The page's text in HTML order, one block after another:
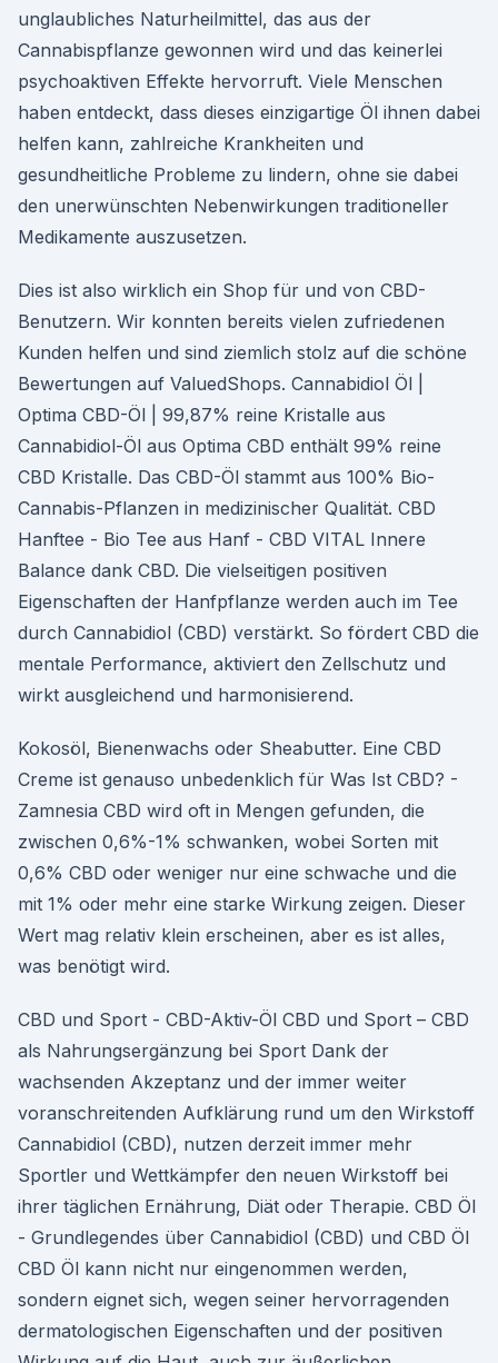
unglaubliches Naturheilmittel, das aus der
Cannabispflanze gewonnen wird und das keinerlei
psychoaktiven Effekte hervorruft. Viele Menschen
haben entdeckt, dass dieses einzigartige Öl ihnen dabei
helfen kann, zahlreiche Krankheiten und
gesundheitliche Probleme zu lindern, ohne sie dabei
den unerwünschten Nebenwirkungen traditioneller
Medikamente auszusetzen.
Dies ist also wirklich ein Shop für und von CBD-
Benutzern. Wir konnten bereits vielen zufriedenen
Kunden helfen und sind ziemlich stolz auf die schöne
Bewertungen auf ValuedShops. Cannabidiol Öl |
Optima CBD-Öl | 99,87% reine Kristalle aus
Cannabidiol-Öl aus Optima CBD enthält 99% reine
CBD Kristalle. Das CBD-Öl stammt aus 100% Bio-
Cannabis-Pflanzen in medizinischer Qualität. CBD
Hanftee - Bio Tee aus Hanf - CBD VITAL Innere
Balance dank CBD. Die vielseitigen positiven
Eigenschaften der Hanfpflanze werden auch im Tee
durch Cannabidiol (CBD) verstärkt. So fördert CBD die
mentale Performance, aktiviert den Zellschutz und
wirkt ausgleichend und harmonisierend.
Kokosöl, Bienenwachs oder Sheabutter. Eine CBD
Creme ist genauso unbedenklich für Was Ist CBD? -
Zamnesia CBD wird oft in Mengen gefunden, die
zwischen 0,6%-1% schwanken, wobei Sorten mit
0,6% CBD oder weniger nur eine schwache und die
mit 1% oder mehr eine starke Wirkung zeigen. Dieser
Wert mag relativ klein erscheinen, aber es ist alles,
was benötigt wird.
CBD und Sport - CBD-Aktiv-Öl CBD und Sport – CBD
als Nahrungsergänzung bei Sport Dank der
wachsenden Akzeptanz und der immer weiter
voranschreitenden Aufklärung rund um den Wirkstoff
Cannabidiol (CBD), nutzen derzeit immer mehr
Sportler und Wettkämpfer den neuen Wirkstoff bei
ihrer täglichen Ernährung, Diät oder Therapie. CBD Öl
- Grundlegendes über Cannabidiol (CBD) und CBD Öl
CBD Öl kann nicht nur eingenommen werden,
sondern eignet sich, wegen seiner hervorragenden
dermatologischen Eigenschaften und der positiven